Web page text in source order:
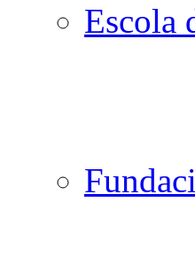
Escola